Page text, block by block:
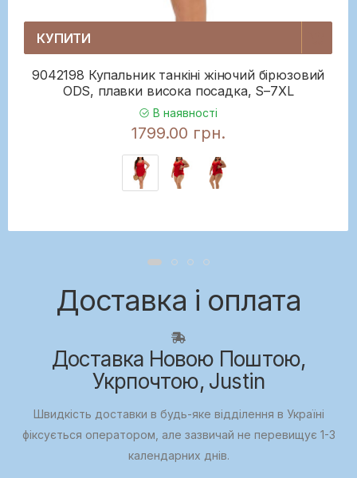
КУПИТИ
9042198 Купальник танкіні жіночий бірюзовий
ODS, плавки висока посадка, S–7XL
В наявності
1799.00 грн.
Доставка і оплата
Доставка Новою Поштою,
Укрпочтою, Justin
Швидкість доставки в будь-яке відділення в Україні
фіксується оператором, але зазвичай не перевищує 1-3
календарних днів.